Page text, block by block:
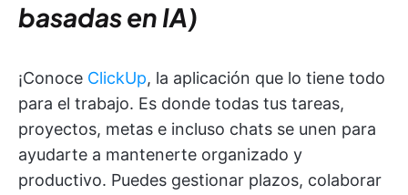
basadas en IA)
¡Conoce ClickUp, la aplicación que lo tiene todo
para el trabajo. Es donde todas tus tareas,
proyectos, metas e incluso chats se unen para
ayudarte a mantenerte organizado y
productivo. Puedes gestionar plazos, colaborar